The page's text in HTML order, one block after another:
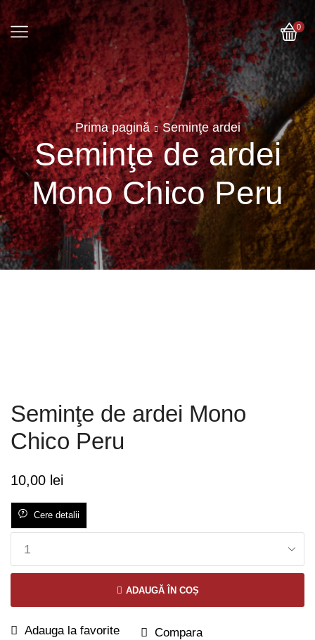
0
Prima pagină Seminţe ardei
Seminţe de ardei
Mono Chico Peru
Seminţe de ardei Mono
Chico Peru
10,00 lei
Cere detalii
ADAUGĂ ÎN COȘ
Adauga la favorite Compara